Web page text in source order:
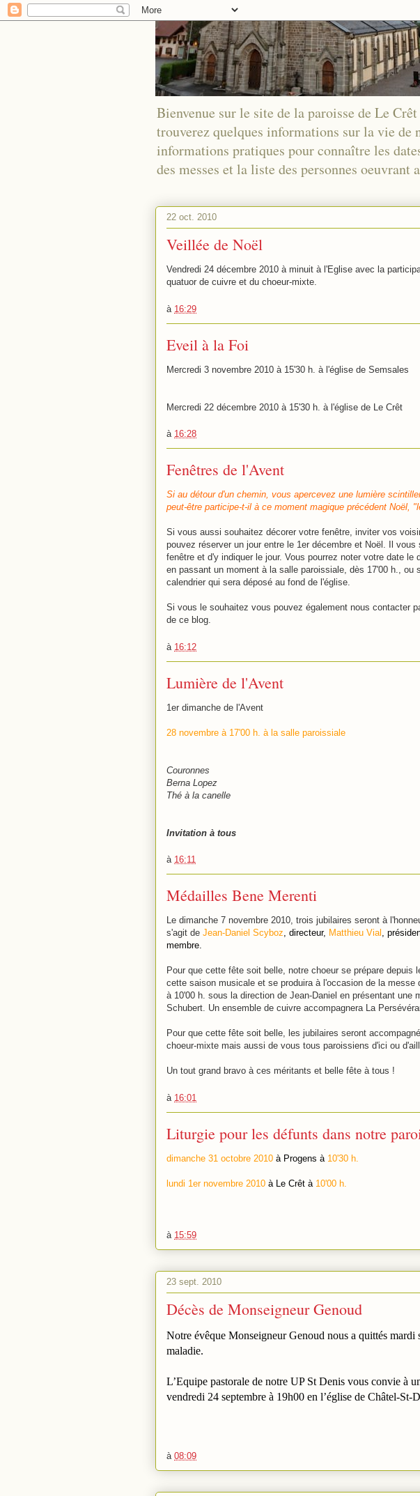
Bienvenue sur le site de la paroisse de Le
trouverez quelques informations sur la vie de
informations pratiques pour connaître les
des messes et la liste des personnes oeuvrant
22 oct. 2010
Veillée de Noël
Vendredi 24 décembre 2010 à minuit à l'Eglise avec la
quatuor de cuivre et du choeur-mixte.
à 16:29
Eveil à la Foi
Mercredi 3 novembre 2010 à 15'30 h. à l'église de Semsales
Mercredi 22 décembre 2010 à 15'30 h. à l'église de Le Crêt
à 16:28
Fenêtres de l'Avent
Si au détour d'un chemin, vous apercevez une lumière
peut-être participe-t-il à ce moment magique précédent Noël,
Si vous aussi souhaitez décorer votre fenêtre, inviter vos
pouvez réserver un jour entre le 1er décembre et Noël. Il
fenêtre et d'y indiquer le jour. Vous pourrez noter votre date le
en passant un moment à la salle paroissiale, dès 17'00 h., ou
calendrier qui sera déposé au fond de l'église.
Si vous le souhaitez vous pouvez également nous contacter
de ce blog.
à 16:12
Lumière de l'Avent
1er dimanche de l'Avent
28 novembre à 17'00 h. à la salle paroissiale
Couronnes
Berna Lopez
Thé à la canelle
Invitation à tous
à 16:11
Médailles Bene Merenti
Le dimanche 7 novembre 2010, trois jubilaires seront à
s'agit de Jean-Daniel Scyboz, directeur, Matthieu Vial ,
membre.
Pour que cette fête soit belle, notre choeur se prépare depuis
cette saison musicale et se produira à l'occasion de la messe
à 10'00 h. sous la direction de Jean-Daniel en présentant une
Schubert. Un ensemble de cuivre accompagnera La
Pour que cette fête soit belle, les jubilaires seront
choeur-mixte mais aussi de vous tous paroissiens d'ici ou
Un tout grand bravo à ces méritants et belle fête à tous !
à 16:01
Liturgie pour les défunts dans notre
dimanche 31 octobre 2010 à Progens à 10'30 h.
lundi 1er novembre 2010 à Le Crêt à 10'00 h.
à 15:59
23 sept. 2010
Décès de Monseigneur Genoud
Notre évêque Monseigneur Genoud nous a quittés mardi
maladie.
L’Equipe pastorale de notre UP St Denis vous convie à
vendredi 24 septembre à 19h00 en l’église de Châtel-St-
à 08:09